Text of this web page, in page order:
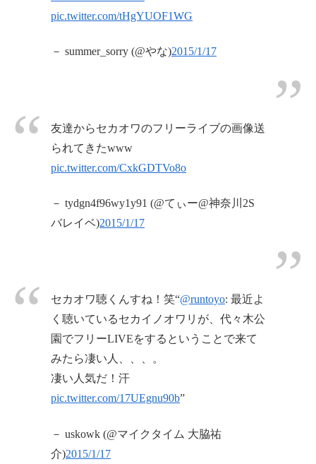
pic.twitter.com/tHgYUOF1WG
－ summer_sorry (@やな)2015/1/17
友達からセカオワのフリーライブの画像送
られてきたwww
pic.twitter.com/CxkGDTVo8o
－ tydgn4f96wy1y91 (@てぃー@神奈川2S
バレイベ)2015/1/17
セカオワ聴くんすね！笑“@runtoyo: 最近よ
く聴いているセカイノオワリが、代々木公
園でフリーLIVEをするということで来て
みたら凄い人、、、。
凄い人気だ！汗
pic.twitter.com/17UEgnu90b”
－ uskowk (@マイクタイム 大脇祐
介)2015/1/17